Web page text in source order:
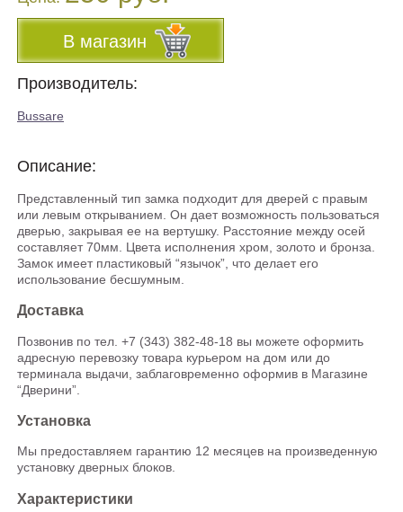
В магазин
Производитель:
Bussare
Описание:
Представленный тип замка подходит для дверей с правым
или левым открыванием. Он дает возможность пользоваться
дверью, закрывая ее на вертушку. Расстояние между осей
составляет 70мм. Цвета исполнения хром, золото и бронза.
Замок имеет пластиковый “язычок”, что делает его
использование бесшумным.
Доставка
Позвонив по тел. +7 (343) 382-48-18 вы можете оформить
адресную перевозку товара курьером на дом или до
терминала выдачи, заблаговременно оформив в Магазине
“Дверини”.
Установка
Мы предоставляем гарантию 12 месяцев на произведенную
установку дверных блоков.
Характеристики